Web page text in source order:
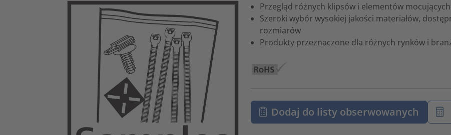
Przegląd różnych klipsów i elementów
Szeroki wybór wysokiej jakości materiałów,
rozmiarów
Produkty przeznaczone dla różnych rynków i
Dodaj do listy obserwowanych